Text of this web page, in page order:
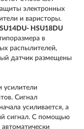
электронных
и варисторы.
HSU18DU
в
распылителей,
датчик размещены
усилители
Сигнал
усиливается, а
сигнал. С помощью
автоматически